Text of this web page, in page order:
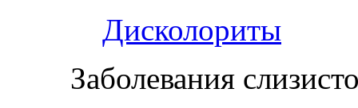
Дисколориты
Заболевания